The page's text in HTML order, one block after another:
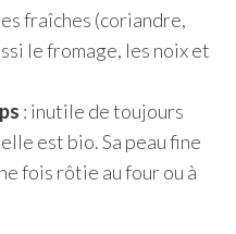
fraîches (coriandre,
le fromage, les noix et
: inutile de toujours
est bio. Sa peau fine
fois rôtie au four ou à